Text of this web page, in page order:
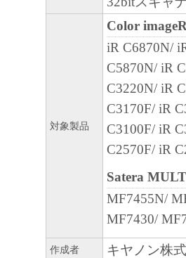
(1) お客様は、再使用
くは貸与その他の方
ア」を使用させるこ
(2) お客様は、「本
正、改変、逆コンパ
エンジニアリング等
このような行為をさ
「本ソフトウェア」
によりキヤノンまた
す。
対象製品
Color
iR C6870N/
C5870N/ iR
C3220N/ iR
C3170F/ iR
C3100F/ iR
C2570F/ iR
Satera
MF7455N/
MF7430/
作成者 キヤノン株